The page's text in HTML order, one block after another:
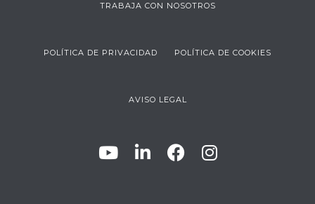
TRABAJA CON NOSOTROS
POLÍTICA DE PRIVACIDAD POLÍTICA DE COOKIES
AVISO LEGAL